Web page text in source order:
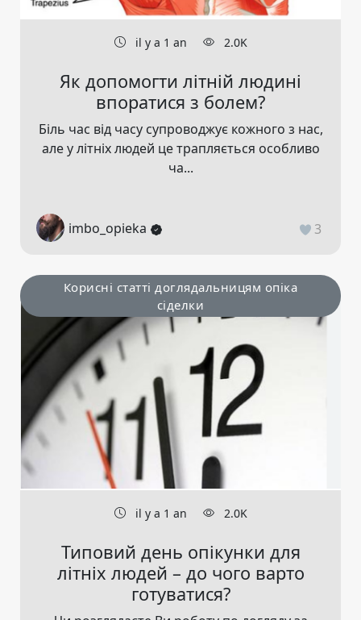
il y a 1 an 2.0K
Як допомогти літній людині
впоратися з болем?
Біль час від часу супроводжує кожного з нас,
але у літніх людей це трапляється особливо
ча...
imbo_opieka 3
Корисні статті доглядальницям опіка
сіделки
il y a 1 an 2.0K
Типовий день опікунки для
літніх людей – до чого варто
готуватися?